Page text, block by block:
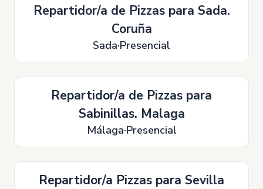
Repartidor/a de Pizzas para Sada.
Coruña
Sada Presencial
Repartidor/a de Pizzas para
Sabinillas. Malaga
Málaga Presencial
Repartidor/a Pizzas para Sevilla